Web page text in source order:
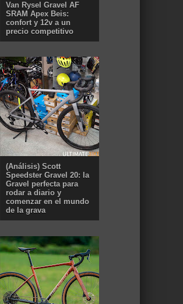
Van Rysel Gravel AF
SRAM Apex Beis:
confort y 12v a un
precio competitivo
(Análisis) Scott
Speedster Gravel 20: la
Gravel perfecta para
rodar a diario y
comenzar en el mundo
de la grava